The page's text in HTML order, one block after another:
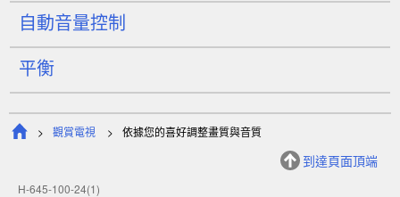
自動音量控制
平衡
觀賞電視 依據您的喜好調整畫質與音質
到達頁面頂端
H-645-100-24(1)